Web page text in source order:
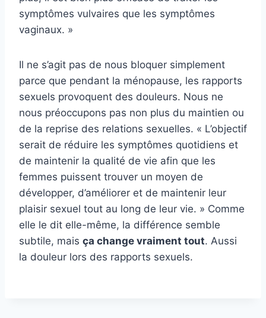
symptômes vulvaires que les symptômes
vaginaux. »
Il ne s’agit pas de nous bloquer simplement
parce que pendant la ménopause, les rapports
sexuels provoquent des douleurs. Nous ne
nous préoccupons pas non plus du maintien ou
de la reprise des relations sexuelles. « L’objectif
serait de réduire les symptômes quotidiens et
de maintenir la qualité de vie afin que les
femmes puissent trouver un moyen de
développer, d’améliorer et de maintenir leur
plaisir sexuel tout au long de leur vie. » Comme
elle le dit elle-même, la différence semble
subtile, mais ça change vraiment tout. Aussi
la douleur lors des rapports sexuels.